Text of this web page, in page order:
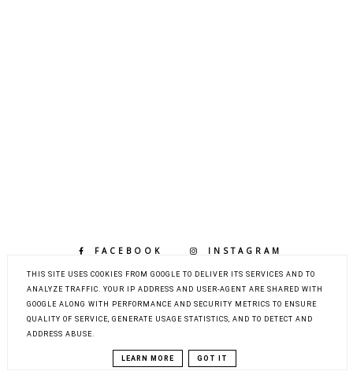
FACEBOOK INSTAGRAM
BLOGLOVIN
COPYRIGHT ©
THIS SITE USES COOKIES FROM GOOGLE TO DELIVER ITS SERVICES AND TO
ANALYZE TRAFFIC. YOUR IP ADDRESS AND USER-AGENT ARE SHARED WITH
GOOGLE ALONG WITH PERFORMANCE AND SECURITY METRICS TO ENSURE
QUALITY OF SERVICE, GENERATE USAGE STATISTICS, AND TO DETECT AND
ADDRESS ABUSE.
LEARN MORE GOT IT